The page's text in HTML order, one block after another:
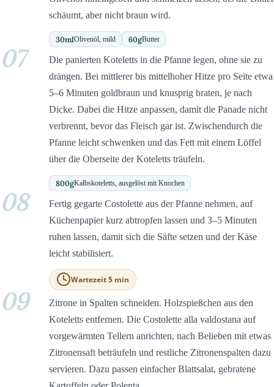
schäumt, aber nicht braun wird.
30mlOlivenöl, mild 60gButter
07
Die panierten Koteletts in die Pfanne legen, ohne sie zu
drängen. Bei mittlerer bis mittelhoher Hitze pro Seite etwa
5–6 Minuten goldbraun und knusprig braten, je nach
Dicke. Dabei die Hitze anpassen, damit die Panade nicht
verbrennt, bevor das Fleisch gar ist. Zwischendurch die
Pfanne leicht schwenken und das Fett mit einem Löffel
über die Oberseite der Koteletts träufeln.
800gKalbskoteletts, ausgelöst mit Knochen
08
Fertig gegarte Costolette aus der Pfanne nehmen, auf
Küchenpapier kurz abtropfen lassen und 3–5 Minuten
ruhen lassen, damit sich die Säfte setzen und der Käse
leicht stabilisiert.
Wartezeit 5 min
09
Zitrone in Spalten schneiden. Holzspießchen aus den
Koteletts entfernen. Die Costolette alla valdostana auf
vorgewärmten Tellern anrichten, nach Belieben mit etwas
Zitronensaft beträufeln und restliche Zitronenspalten dazu
servieren. Dazu passen einfacher Blattsalat, gebratene